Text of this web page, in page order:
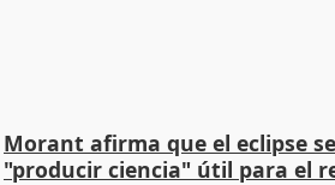
Morant afirma que el eclipse
"producir ciencia" útil para el